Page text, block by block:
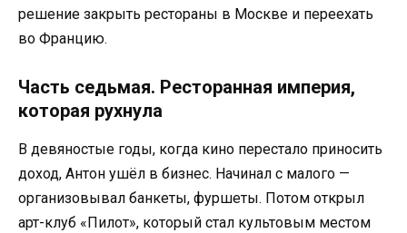
решение закрыть рестораны в Москве и переехать
во Францию.
Часть седьмая. Ресторанная империя,
которая рухнула
В девяностые годы, когда кино перестало приносить
доход, Антон ушёл в бизнес. Начинал с малого —
организовывал банкеты, фуршеты. Потом открыл
арт-клуб «Пилот», который стал культовым местом